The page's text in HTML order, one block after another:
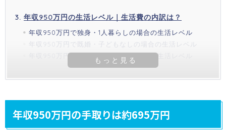
年収950万円の生活レベル｜生活費の内訳は？
年収950万円で独身・1人暮らしの場合の生活レベル
年収950万円で既婚・子どもなしの場合の生活レベル
年収950万円で既婚・子ども1人の場合の生活レベル
年収950万円の手取りは約695万円